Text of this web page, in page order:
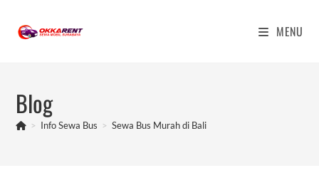
content
MENU
Blog
> Info Sewa Bus > Sewa Bus Murah di Bali